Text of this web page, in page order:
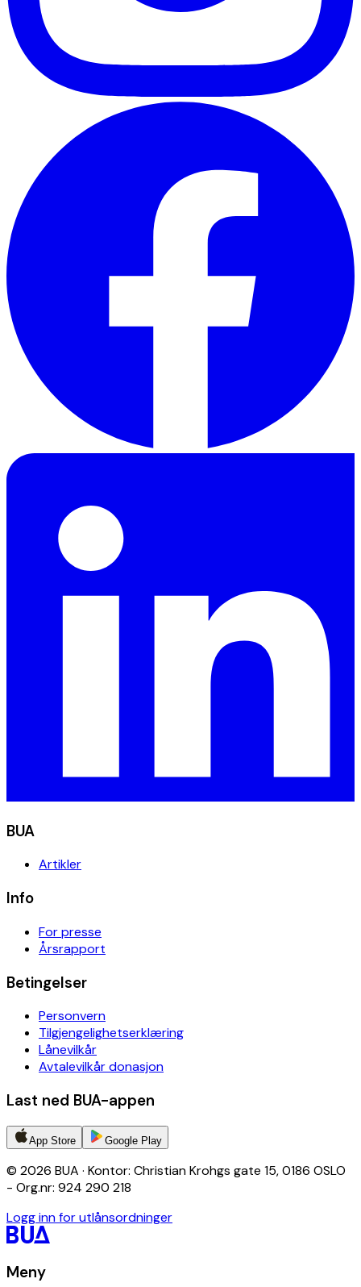
BUA
Artikler
Info
For presse
Årsrapport
Betingelser
Personvern
Tilgjengelighetserklæring
Lånevilkår
Avtalevilkår donasjon
Last ned BUA-appen
App Store Google Play
© 2026 BUA · Kontor: Christian Krohgs gate 15, 0186 OSLO
- Org.nr: 924 290 218
Logg inn for utlånsordninger
Meny